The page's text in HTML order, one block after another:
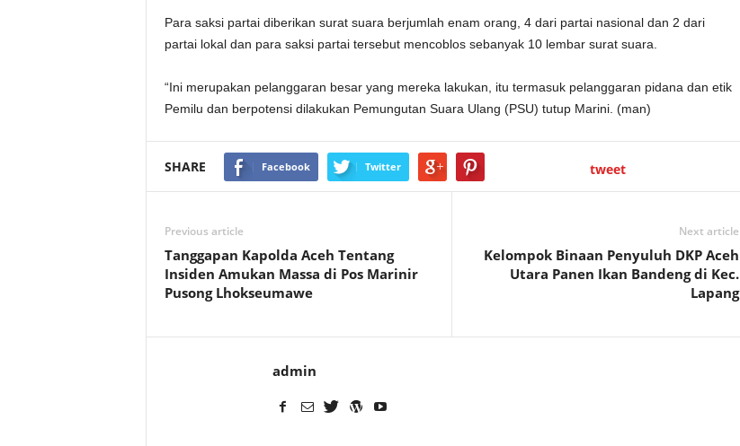
Para saksi partai diberikan surat suara berjumlah enam orang, 4 dari partai nasional dan 2 dari
partai lokal dan para saksi partai tersebut mencoblos sebanyak 10 lembar surat suara.
“Ini merupakan pelanggaran besar yang mereka lakukan, itu termasuk pelanggaran pidana dan etik
Pemilu dan berpotensi dilakukan Pemungutan Suara Ulang (PSU) tutup Marini. (man)
SHARE Facebook Twitter tweet
Previous article
Tanggapan Kapolda Aceh Tentang
Insiden Amukan Massa di Pos Marinir
Pusong Lhokseumawe
Next article
Kelompok Binaan Penyuluh DKP Aceh
Utara Panen Ikan Bandeng di Kec.
Lapang
admin